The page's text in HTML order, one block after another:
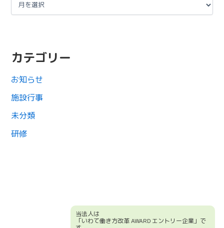
カテゴリー
お知らせ
施設行事
未分類
研修
当法人は
「いわて働き方改革 AWARD エントリー企業」で